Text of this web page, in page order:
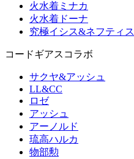
火水着ミナカ
火水着ドーナ
究極イシス&ネフティス
コードギアスコラボ
サクヤ&アッシュ
LL&CC
ロゼ
アッシュ
アーノルド
琉高ハルカ
物部勲